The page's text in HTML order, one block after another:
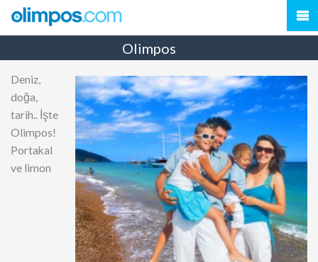
Olimpos
Deniz,
doğa,
tarih.. İşte
Olimpos!
Portakal
ve limon